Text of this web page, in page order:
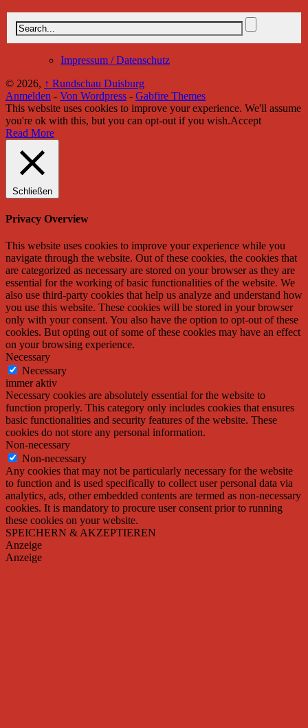
Impressum / Datenschutz
© 2026, ↑ Rundschau Duisburg
Anmelden - Von Wordpress - Gabfire Themes
This website uses cookies to improve your experience. We'll assume
you're ok with this, but you can opt-out if you wish.Accept
Read More
Schließen
Privacy Overview
This website uses cookies to improve your experience while you
navigate through the website. Out of these cookies, the cookies that
are categorized as necessary are stored on your browser as they are
essential for the working of basic functionalities of the website. We
also use third-party cookies that help us analyze and understand how
you use this website. These cookies will be stored in your browser
only with your consent. You also have the option to opt-out of these
cookies. But opting out of some of these cookies may have an effect
on your browsing experience.
Necessary
Necessary
immer aktiv
Necessary cookies are absolutely essential for the website to
function properly. This category only includes cookies that ensures
basic functionalities and security features of the website. These
cookies do not store any personal information.
Non-necessary
Non-necessary
Any cookies that may not be particularly necessary for the website
to function and is used specifically to collect user personal data via
analytics, ads, other embedded contents are termed as non-necessary
cookies. It is mandatory to procure user consent prior to running
these cookies on your website.
SPEICHERN & AKZEPTIEREN
Anzeige
Anzeige